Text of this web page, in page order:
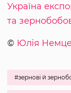
Україна
та
© Юлія
#зернові й